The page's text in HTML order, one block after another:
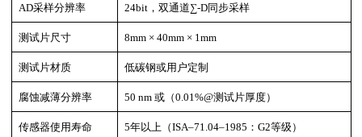
AD采样分辨率 24bit，双通道∑-D同步采样
测试片尺寸 8mm × 40mm × 1mm
测试片材质 低碳钢或用户定制
腐蚀减薄分辨率 50 nm 或（0.01%@测试片厚度）
传感器使用寿命 5年以上（ISA–71.04–1985：G2等级）